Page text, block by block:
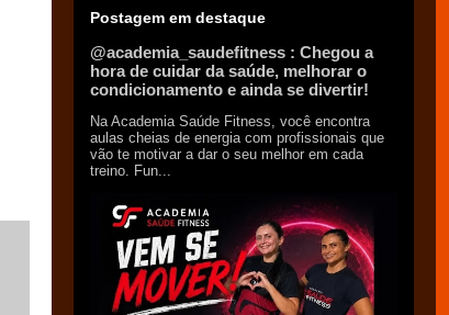
Postagem em destaque
@academia_saudefitness : Chegou a
hora de cuidar da saúde, melhorar o
condicionamento e ainda se divertir!
Na Academia Saúde Fitness, você encontra
aulas cheias de energia com profissionais que
vão te motivar a dar o seu melhor em cada
treino. Fun...